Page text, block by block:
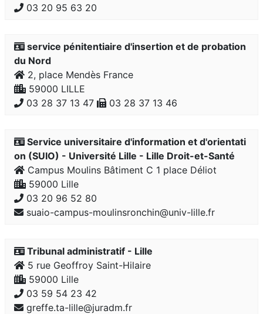
03 20 95 63 20
service pénitentiaire d'insertion et de probation
du Nord
2, place Mendès France
59000 LILLE
03 28 37 13 47
03 28 37 13 46
Service universitaire d'information et d'orientati
on (SUIO) - Université Lille - Lille Droit-et-Santé
Campus Moulins Bâtiment C 1 place Déliot
59000 Lille
03 20 96 52 80
suaio-campus-moulinsronchin@univ-lille.fr
Tribunal administratif - Lille
5 rue Geoffroy Saint-Hilaire
59000 Lille
03 59 54 23 42
greffe.ta-lille@juradm.fr